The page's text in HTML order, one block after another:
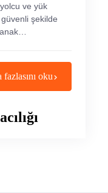
ve yük
güvenli şekilde
fazlasını oku